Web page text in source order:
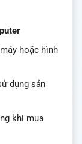
hoặc hình
dụng sản
khi mua